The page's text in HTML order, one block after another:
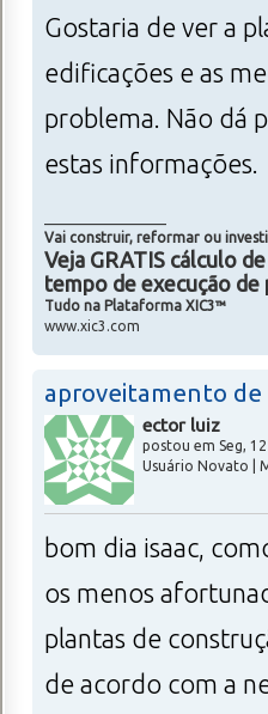
Gostaria de ver a
edificações e as
problema. Não dá
estas informações.
Vai construir, reformar ou
Veja GRATIS cálculo
tempo de execução de
Tudo na Plataforma XIC3™
www.xic3.com
aproveitamento de
ector luiz
postou em Seg,
Usuário Novato |
bom dia isaac,
os menos
plantas de
de acordo com a